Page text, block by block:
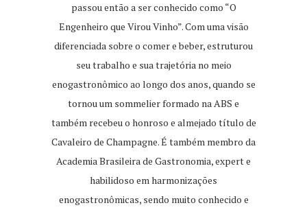
passou então a ser conhecido como “O
Engenheiro que Virou Vinho”. Com uma visão
diferenciada sobre o comer e beber, estruturou
seu trabalho e sua trajetória no meio
enogastronômico ao longo dos anos, quando se
tornou um sommelier formado na ABS e
também recebeu o honroso e almejado título de
Cavaleiro de Champagne. É também membro da
Academia Brasileira de Gastronomia, expert e
habilidoso em harmonizações
enogastronômicas, sendo muito conhecido e